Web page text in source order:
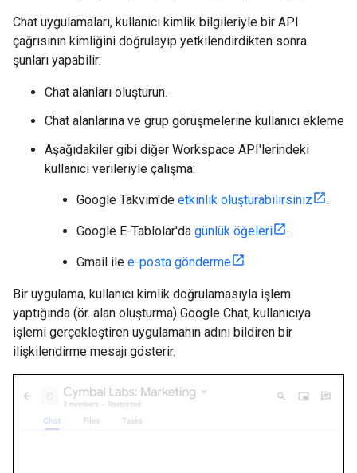
Chat uygulamaları, kullanıcı kimlik bilgileriyle bir API
çağrısının kimliğini doğrulayıp yetkilendirdikten sonra
şunları yapabilir:
Chat alanları oluşturun.
Chat alanlarına ve grup görüşmelerine kullanıcı ekleme
Aşağıdakiler gibi diğer Workspace API'lerindeki
kullanıcı verileriyle çalışma:
Google Takvim'de etkinlik oluşturabilirsiniz .
Google E-Tablolar'da günlük öğeleri .
Gmail ile e-posta gönderme
Bir uygulama, kullanıcı kimlik doğrulamasıyla işlem
yaptığında (ör. alan oluşturma) Google Chat, kullanıcıya
işlemi gerçekleştiren uygulamanın adını bildiren bir
ilişkilendirme mesajı gösterir.